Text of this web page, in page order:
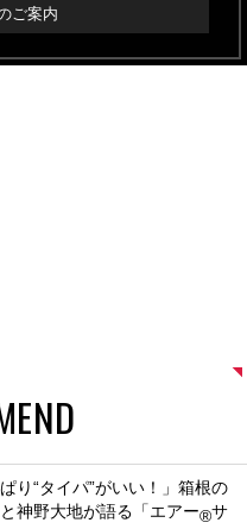
ご案内
り“タイパ”がいい！」箱根の
神野大地が語る「エアー®サ